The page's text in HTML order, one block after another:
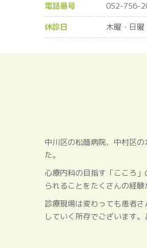
電話番号
052-756-
休診日
木曜・日曜
中川区の松蔭病院、中村区
た。
心療内科の目指す「こころ
られることをたくさんの経験
診療現場は変わっても患者
していく所存でございます